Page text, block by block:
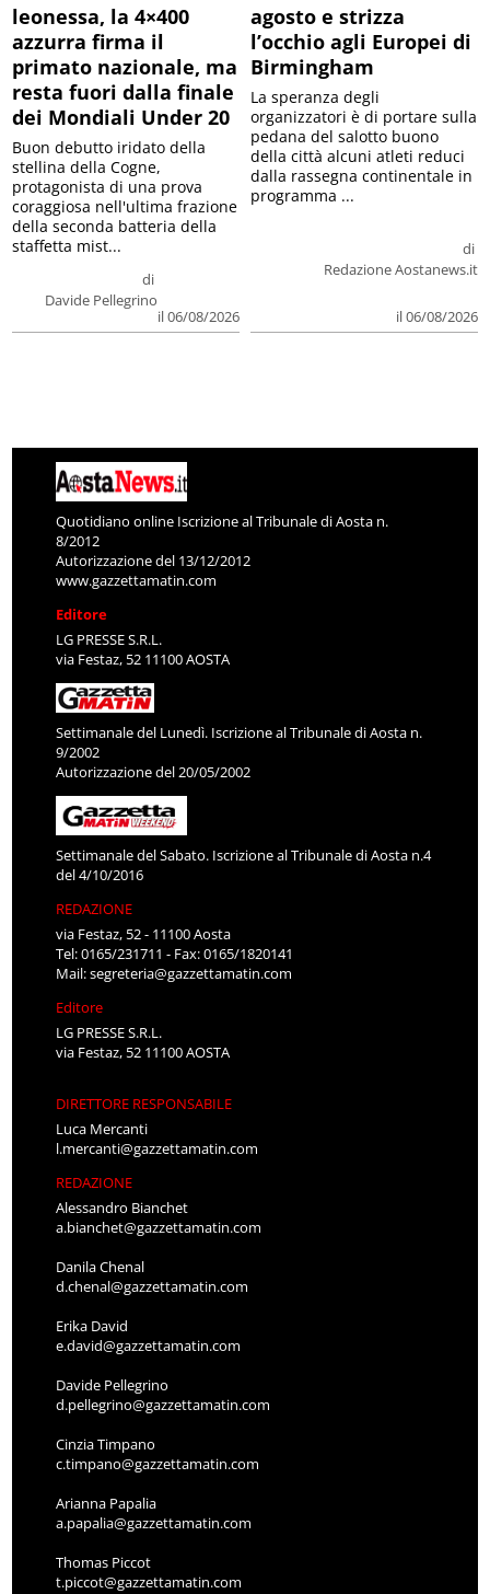
leonessa, la 4×400
azzurra firma il
primato nazionale, ma
resta fuori dalla finale
dei Mondiali Under 20
di
Davide Pellegrino
il 06/08/2026
Buon debutto iridato della
stellina della Cogne,
protagonista di una prova
coraggiosa nell'ultima frazione
della seconda batteria della
staffetta mist...
agosto e strizza
l’occhio agli Europei di
Birmingham
di
Redazione Aostanews.it
il 06/08/2026
La speranza degli
organizzatori è di portare sulla
pedana del salotto buono
della città alcuni atleti reduci
dalla rassegna continentale in
programma ...
Quotidiano online Iscrizione al Tribunale di Aosta n.
8/2012
Autorizzazione del 13/12/2012
www.gazzettamatin.com
Editore
LG PRESSE S.R.L.
via Festaz, 52 11100 AOSTA
Settimanale del Lunedì. Iscrizione al Tribunale di Aosta n.
9/2002
Autorizzazione del 20/05/2002
Settimanale del Sabato. Iscrizione al Tribunale di Aosta n.4
del 4/10/2016
REDAZIONE
via Festaz, 52 - 11100 Aosta
Tel: 0165/231711 - Fax: 0165/1820141
Mail:segreteria@gazzettamatin.com
Editore
LG PRESSE S.R.L.
via Festaz, 52 11100 AOSTA
DIRETTORE RESPONSABILE
Luca Mercanti
l.mercanti@gazzettamatin.com
REDAZIONE
Alessandro Bianchet
a.bianchet@gazzettamatin.com
Danila Chenal
d.chenal@gazzettamatin.com
Erika David
e.david@gazzettamatin.com
Davide Pellegrino
d.pellegrino@gazzettamatin.com
Cinzia Timpano
c.timpano@gazzettamatin.com
Arianna Papalia
a.papalia@gazzettamatin.com
Thomas Piccot
t.piccot@gazzettamatin.com